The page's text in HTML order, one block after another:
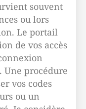
souvent
ou lors
Le portail
de vos accès
Une procédure
vos codes
ou un